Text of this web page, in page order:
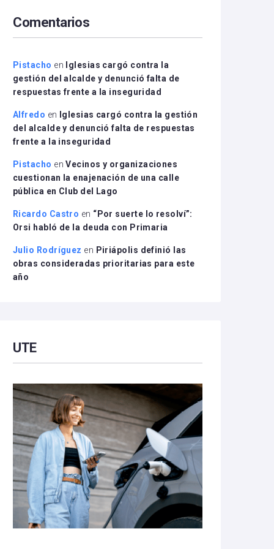
disminuir
el
Comentarios
Pistacho en
Iglesias cargó contra la
gestión del alcalde y denunció falta de
respuestas frente a la inseguridad
Alfredo en
Iglesias cargó contra la gestión
del alcalde y denunció falta de respuestas
frente a la inseguridad
Pistacho enVecinos y organizaciones
cuestionan la enajenación de una calle
pública en Club del Lago
Ricardo Castro en “Por suerte lo resolví”:
Orsi habló de la deuda con Primaria
Julio Rodríguez en Piriápolis definió las
obras consideradas prioritarias para este
año
UTE